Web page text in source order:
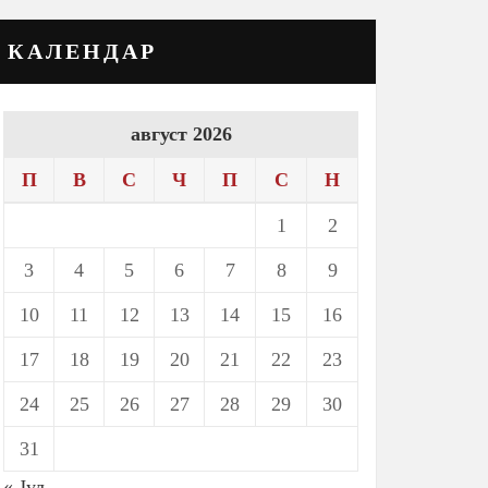
КАЛЕНДАР
август 2026
П В С Ч П С Н
1 2
3 4 5 6 7 8 9
10 11 12 13 14 15 16
17 18 19 20 21 22 23
24 25 26 27 28 29 30
31